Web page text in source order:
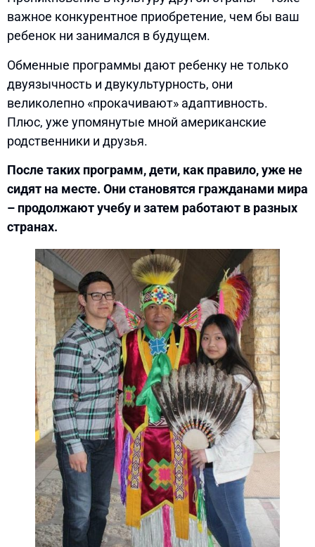
важное конкурентное приобретение, чем бы ваш
ребенок ни занимался в будущем.
Обменные программы дают ребенку не только
двуязычность и двукультурность, они
великолепно «прокачивают» адаптивность.
Плюс, уже упомянутые мной американские
родственники и друзья.
После таких программ, дети, как правило, уже не
сидят на месте. Они становятся гражданами мира
– продолжают учебу и затем работают в разных
странах.